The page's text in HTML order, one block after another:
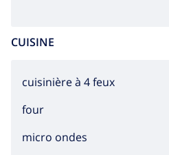
CUISINE
cuisinière à 4 feux
four
micro ondes